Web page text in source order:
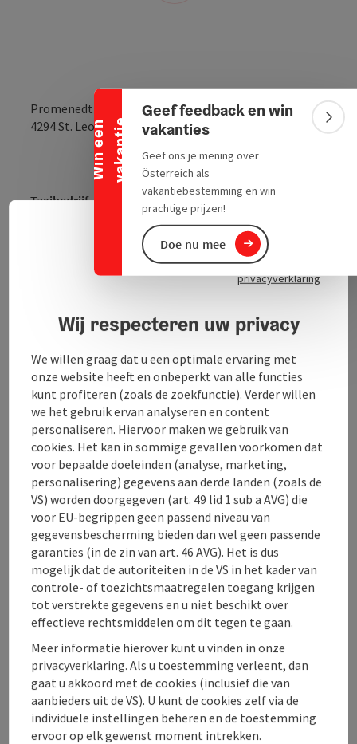
W
i
n
e
e
n
v
a
k
a
n
t
ie
Banner inklappen
Geef feedback en win
vakanties
Geef ons je mening over
Österreich als
vakantiebestemming en win
prachtige prijzen!
Doe nu mee
Promenedt 1
4294St. Leonhard bei Freistadt Openen inOpenen
Taxibedrijf
Schrijf je zo snel mogelijk in!
Contact
Openingstijden
Ligging
Geschiktheid
Toegankelijkheid
PDF aanmaken
Bijdrage printen
In de buurt
powered byTOURDATA
privacyverklaring
Wij respecteren uw privacy
We willen graag dat u een optimale ervaring met
onze website heeft en onbeperkt van alle functies
kunt profiteren (zoals de zoekfunctie). Verder willen
we het gebruik ervan analyseren en content
personaliseren. Hiervoor maken we gebruik van
cookies. Het kan in sommige gevallen voorkomen dat
voor bepaalde doeleinden (analyse, marketing,
personalisering) gegevens aan derde landen (zoals de
VS) worden doorgegeven (art. 49 lid 1 sub a AVG) die
voor EU-begrippen geen passend niveau van
gegevensbescherming bieden dan wel geen passende
garanties (in de zin van art. 46 AVG). Het is dus
mogelijk dat de autoriteiten in de VS in het kader van
controle- of toezichtsmaatregelen toegang krijgen
tot verstrekte gegevens en u niet beschikt over
effectieve rechtsmiddelen om dit tegen te gaan.
Meer informatie hierover kunt u vinden in onze
privacyverklaring. Als u toestemming verleent, dan
gaat u akkoord met de cookies (inclusief die van
aanbieders uit de VS). U kunt de cookies zelf via de
individuele instellingen beheren en de toestemming
ervoor op elk gewenst moment intrekken.